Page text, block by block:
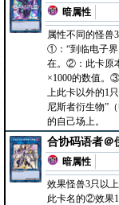
暗属性
属性不同的怪兽
①：“到临电子界
在。②：此卡原
×1000的数值。
上此卡以外的1
尼斯者衍生物”
的自己场上。
合协码语者＠
暗属性
效果怪兽3只以上
此卡名的②效果1